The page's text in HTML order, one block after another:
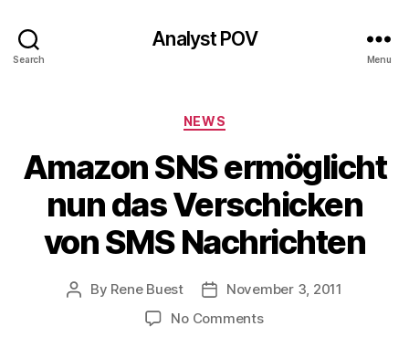
Search
Analyst POV
Menu
Categories
NEWS
Amazon SNS ermöglicht
nun das Verschicken
von SMS Nachrichten
Post
By Rene Buest
PostNovember 3, 2011
No Commentson